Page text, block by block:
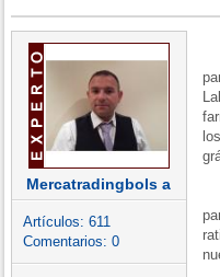
Mercatradingbols a
Artículos: 611
Comentarios: 0